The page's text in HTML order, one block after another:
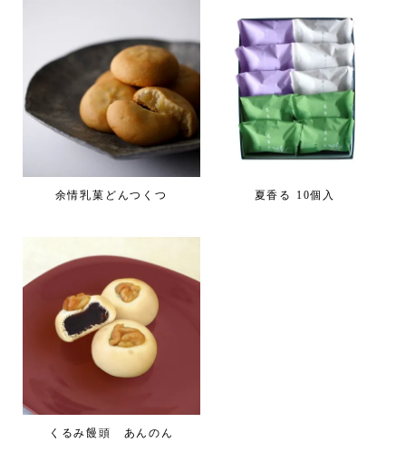
余情乳菓どんつくつ 夏香る 10個入
くるみ饅頭 あんのん